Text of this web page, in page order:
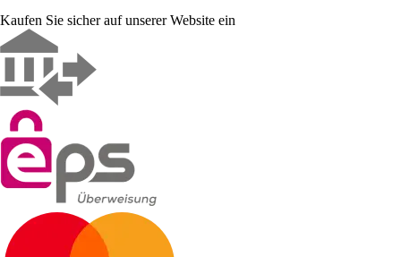
Kaufen Sie sicher auf unserer Website ein